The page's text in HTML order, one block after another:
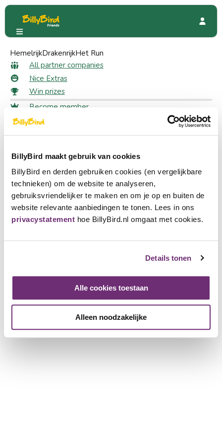
BillyBird maakt gebruik van cookies
BillyBird en derden gebruiken cookies (en vergelijkbare
technieken) om de website te analyseren,
gebruiksvriendelijker te maken en om je op en buiten de
website relevante aanbiedingen te tonen. Lees in ons
privacystatement hoe BillyBird.nl omgaat met cookies.
Details tonen
Alle cookies toestaan
Alleen noodzakelijke
HemelrijkDrakenrijkHet Run
All partner companies
Nice Extras
Win prizes
Become member
Login
Choose a language
Nederlands
English
Deutsch
Become partner
“Bij ons” onder de panne
5 likes
“Bij ons” onder de panne
10% discount
Quickly to
All partner companies
Nice Extras
Win prizes
Operation of beach baths
For partner companies